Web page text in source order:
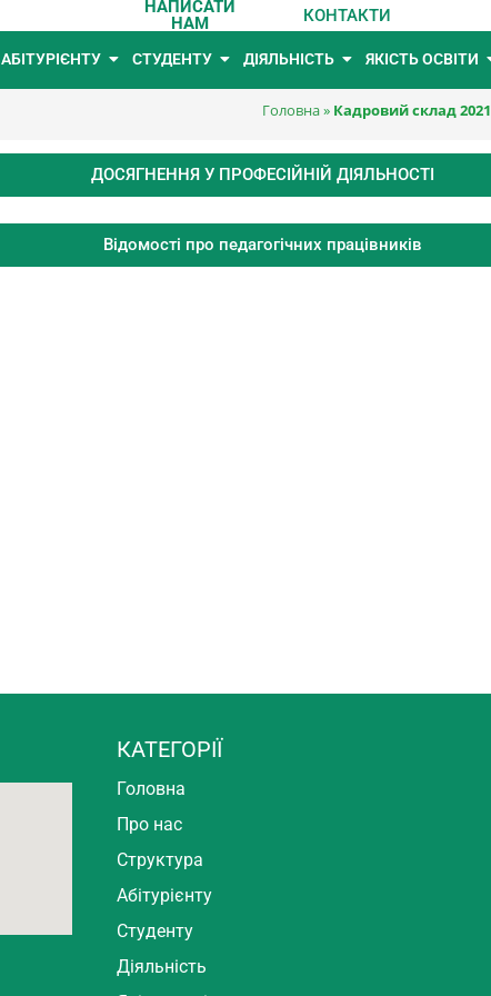
НАПИСАТИ
НАМ
КОНТАКТИ
АБІТУРІЄНТУ СТУДЕНТУ ДІЯЛЬНІСТЬ ЯКІСТЬ ОСВІТИ
Головна» Кадровий склад 2021
ДОСЯГНЕННЯ У ПРОФЕСІЙНІЙ ДІЯЛЬНОСТІ
Відомості про педагогічних працівників
КАТЕГОРІЇ
Головна
Про нас
Структура
Абітурієнту
Студенту
Діяльність